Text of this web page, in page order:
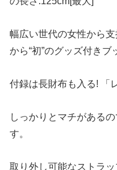
幅広い世代の女性から
から“初”のグッズ付きブ
付録は長財布も入る! 「
しっかりとマチがある
す。
取り外し可能なストラ